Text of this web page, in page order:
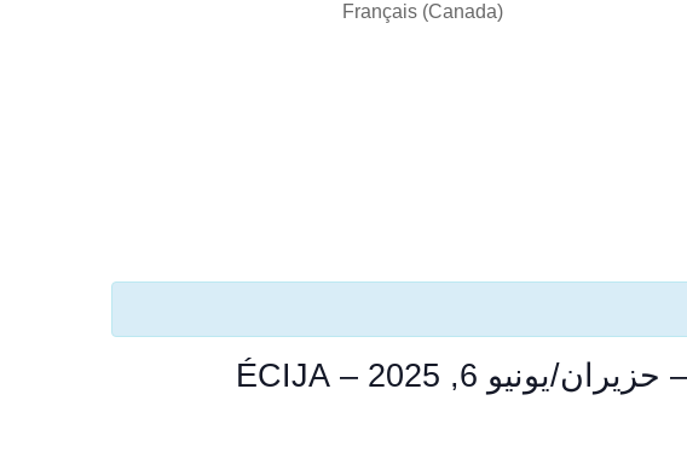
Français (Canada)
Arbitration and Asset Recovery – The Barcelona Edition – حزيران/يونيو 6, 2025 – ÉCIJA